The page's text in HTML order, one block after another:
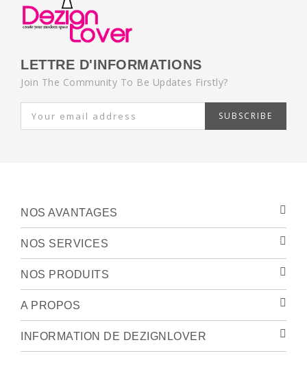
LETTRE D'INFORMATIONS
Join The Community To Be Updates Firstly?
SUBSCRIBE
NOS AVANTAGES
NOS SERVICES
NOS PRODUITS
A PROPOS
INFORMATION DE DEZIGNLOVER